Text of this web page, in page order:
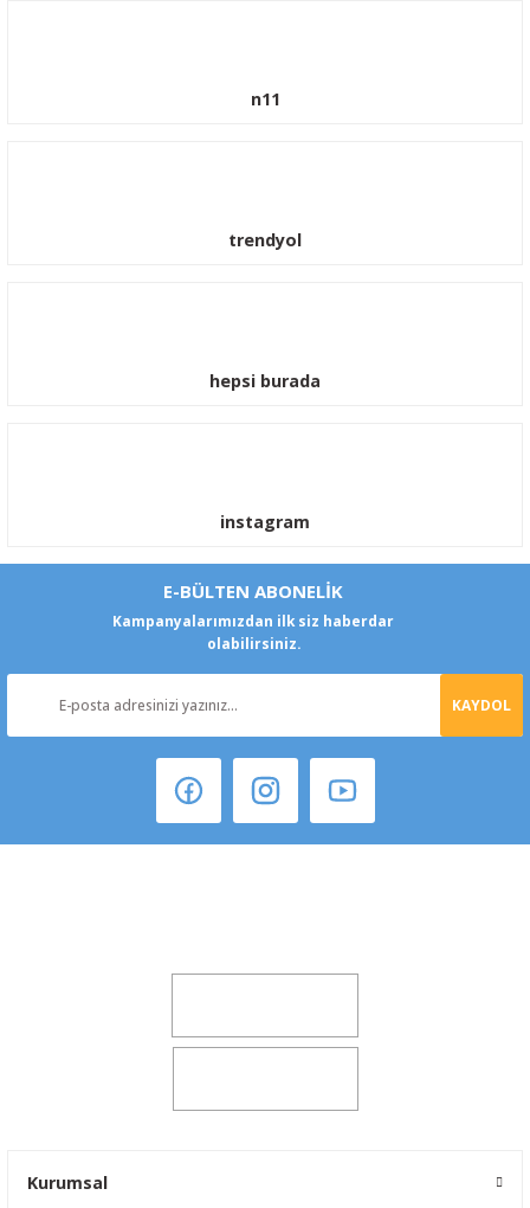
n11
trendyol
hepsi burada
instagram
E-BÜLTEN ABONELİK
Kampanyalarımızdan ilk siz haberdar
olabilirsiniz.
KAYDOL
Kurumsal